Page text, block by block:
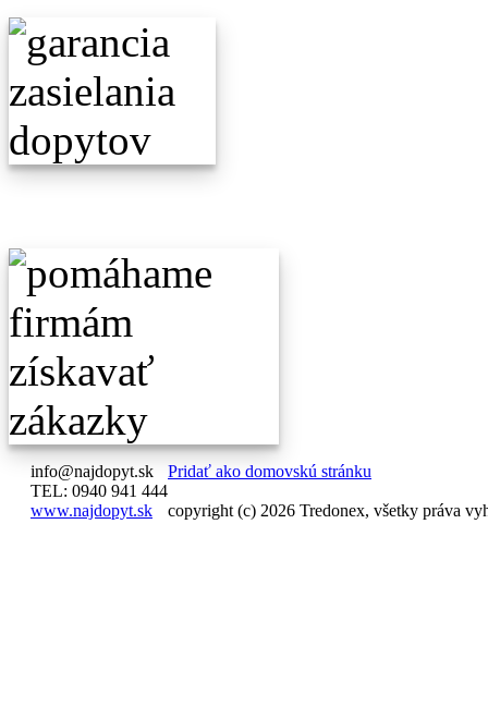
info@najdopyt.sk
TEL: 0940 941 444
www.najdopyt.sk
Pridať ako domovskú stránku
copyright (c) 2026 Tredonex, všetky práva